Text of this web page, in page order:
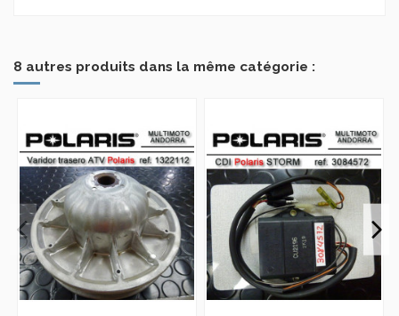
8 autres produits dans la même catégorie :